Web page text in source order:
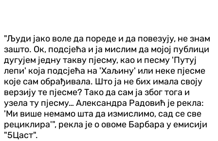
"Људи јако воле да пореде и да повезују, не знам
зашто. Ок, подсјећа и ја мислим да мојој публици
дугујем једну такву пјесму, као и песму 'Путуј
лепи' која подсјећа на 'Хаљину' или неке пјесме
које сам обрађивала. Што ја не бих имала своју
верзију те пјесме? Тако да сам ја због тога и
узела ту пјесму… Александра Радовић је рекла:
'Ми више немамо шта да измислимо, сад се све
рециклира'", рекла је о овоме Барбара у емисији
"5Цаст".